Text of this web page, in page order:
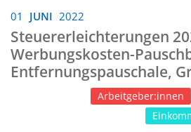
01 JUNI 2022
Steuererleichterungen
Werbungskosten-
Entfernungspauschale,
Arbeitgeber:innen